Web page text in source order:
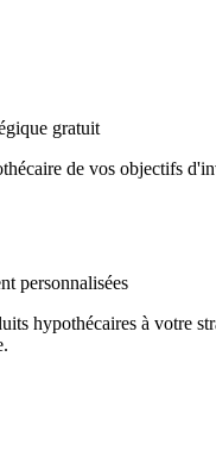
gratuit
de vos objectifs
personnalisées
hypothécaires à votre